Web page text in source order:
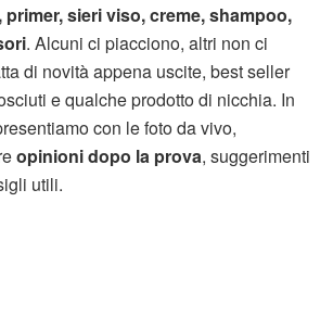
primer, sieri viso, creme, shampoo,
. Alcuni ci piacciono, altri non ci
di novità appena uscite, best seller
e qualche prodotto di nicchia. In
con le foto da vivo,
opinioni dopo la prova, suggerimenti
utili.